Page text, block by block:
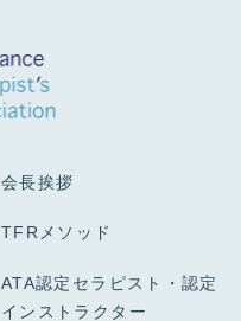
会長挨拶
TFRメソッド
ATA認定セラピスト・認定
インストラクター